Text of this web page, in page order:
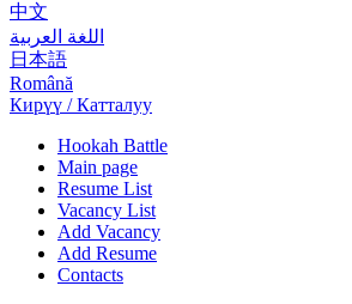
中文
اللغة العربية
日本語
Română
Кирүү / Катталуу
Hookah Battle
Main page
Resume List
Vacancy List
Add Vacancy
Add Resume
Contacts